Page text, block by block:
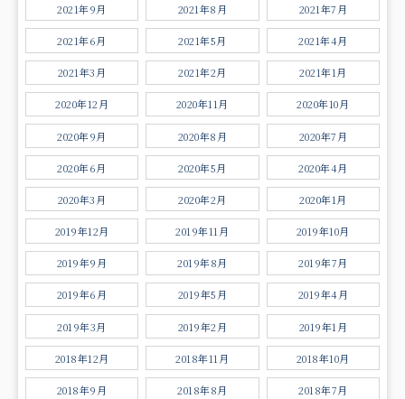
2021年9月 2021年8月 2021年7月
2021年6月 2021年5月 2021年4月
2021年3月 2021年2月 2021年1月
2020年12月 2020年11月 2020年10月
2020年9月 2020年8月 2020年7月
2020年6月 2020年5月 2020年4月
2020年3月 2020年2月 2020年1月
2019年12月 2019年11月 2019年10月
2019年9月 2019年8月 2019年7月
2019年6月 2019年5月 2019年4月
2019年3月 2019年2月 2019年1月
2018年12月 2018年11月 2018年10月
2018年9月 2018年8月 2018年7月